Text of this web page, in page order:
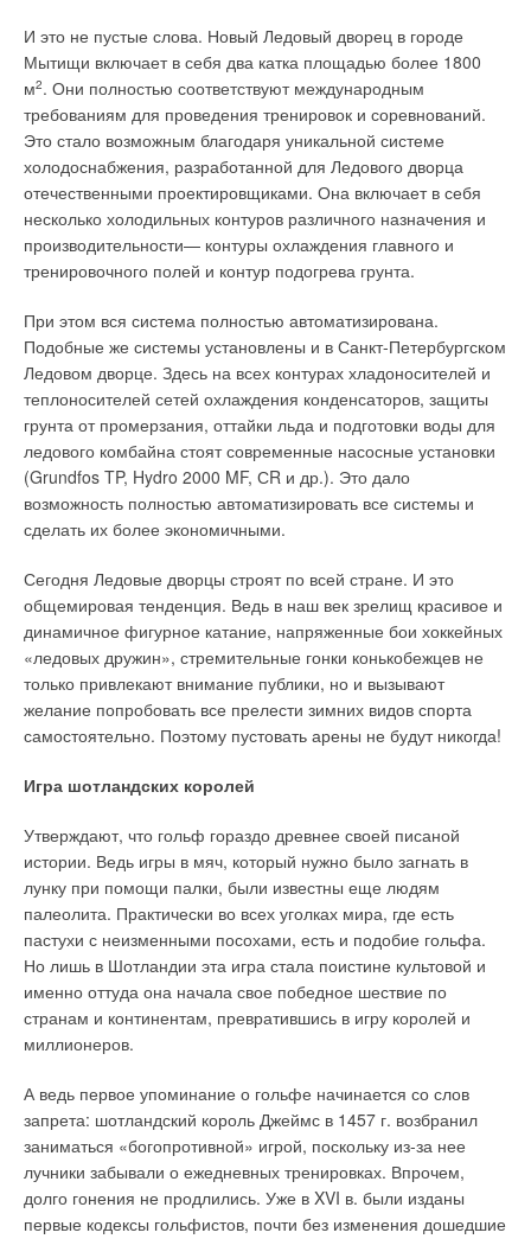
И это не пустые слова. Новый Ледовый дворец в городе
Мытищи включает в себя два катка площадью более 1800
м2. Они полностью соответствуют международным
требованиям для проведения тренировок и соревнований.
Это стало возможным благодаря уникальной системе
холодоснабжения, разработанной для Ледового дворца
отечественными проектировщиками. Она включает в себя
несколько холодильных контуров различного назначения и
производительности— контуры охлаждения главного и
тренировочного полей и контур подогрева грунта.
При этом вся система полностью автоматизирована.
Подобные же системы установлены и в Санкт-Петербургском
Ледовом дворце. Здесь на всех контурах хладоносителей и
теплоносителей сетей охлаждения конденсаторов, защиты
грунта от промерзания, оттайки льда и подготовки воды для
ледового комбайна стоят современные насосные установки
(Grundfos TP, Hydro 2000 MF, СR и др.). Это дало
возможность полностью автоматизировать все системы и
сделать их более экономичными.
Сегодня Ледовые дворцы строят по всей стране. И это
общемировая тенденция. Ведь в наш век зрелищ красивое и
динамичное фигурное катание, напряженные бои хоккейных
«ледовых дружин», стремительные гонки конькобежцев не
только привлекают внимание публики, но и вызывают
желание попробовать все прелести зимних видов спорта
самостоятельно. Поэтому пустовать арены не будут никогда!
Игра шотландских королей
Утверждают, что гольф гораздо древнее своей писаной
истории. Ведь игры в мяч, который нужно было загнать в
лунку при помощи палки, были известны еще людям
палеолита. Практически во всех уголках мира, где есть
пастухи с неизменными посохами, есть и подобие гольфа.
Но лишь в Шотландии эта игра стала поистине культовой и
именно оттуда она начала свое победное шествие по
странам и континентам, превратившись в игру королей и
миллионеров.
А ведь первое упоминание о гольфе начинается со слов
запрета: шотландский король Джеймс в 1457 г. возбранил
заниматься «богопротивной» игрой, поскольку из-за нее
лучники забывали о ежедневных тренировках. Впрочем,
долго гонения не продлились. Уже в XVI в. были изданы
первые кодексы гольфистов, почти без изменения дошедшие